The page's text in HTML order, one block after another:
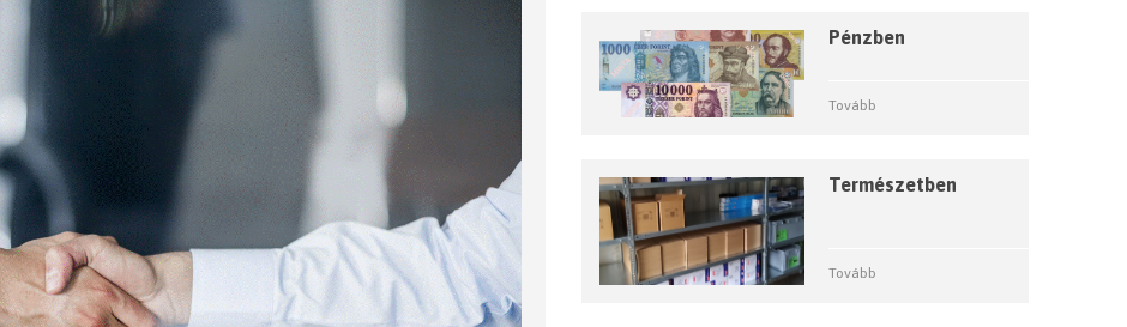
Pénzben
Tovább
Természetben
Tovább